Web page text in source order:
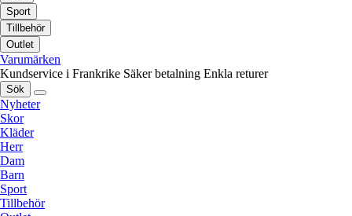
Sport
Tillbehör
Outlet
Varumärken
Kundservice i Frankrike Säker betalning Enkla returer
Sök
Nyheter
Skor
Kläder
Herr
Dam
Barn
Sport
Tillbehör